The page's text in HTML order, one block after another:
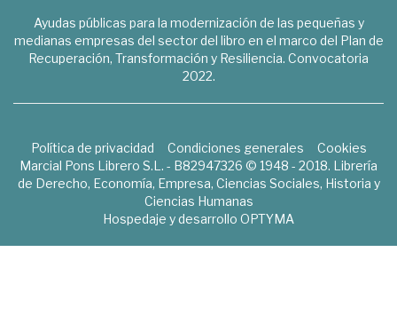
Ayudas públicas para la modernización de las pequeñas y
medianas empresas del sector del libro en el marco del Plan de
Recuperación, Transformación y Resiliencia. Convocatoria
2022.
Política de privacidad Condiciones generales
Cookies
Marcial Pons Librero S.L. - B82947326 © 1948 - 2018. Librería
de Derecho, Economía, Empresa, Ciencias Sociales, Historia y
Ciencias Humanas
Hospedaje y desarrollo OPTYMA